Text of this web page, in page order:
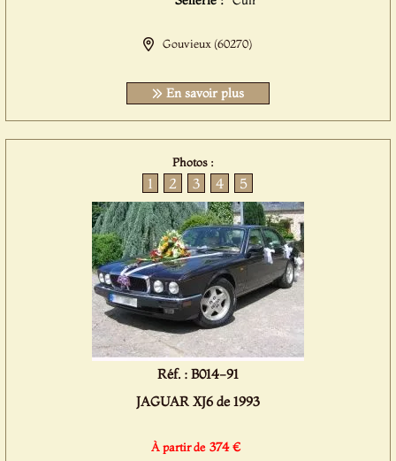
Gouvieux (60270)
En savoir plus
Photos :
1 2 3 4 5
Réf. : B014-91
JAGUAR XJ6 de 1993
À partir de 374 €